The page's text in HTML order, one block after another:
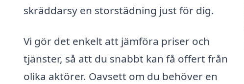
skräddarsy en storstädning just för dig.
Vi gör det enkelt att jämföra priser och
tjänster, så att du snabbt kan få offert från
olika aktörer. Oavsett om du behöver en